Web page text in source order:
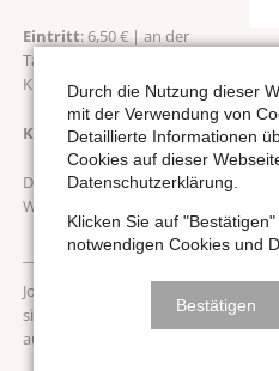
Eintritt: 6,50 € | an der
Tageskasse
Kinder und Schüler:innen bis 18
Kombi-Ticket(inklusive
Der Einlassbeginnt um 11.35 Uhr.
Wir freuen uns auf Ihren Besuch!
Johannes Krahl ist ein deutscher
sich mit seiner fundierten
auszeichnet.
Durch die Nutzung dieser
mit der Verwendung von
Detaillierte Informationen
Cookies auf dieser
Datenschutzerklärung.
Klicken Sie auf
notwendigen Cookies und
Bestätigen